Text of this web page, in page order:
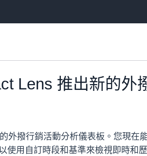
Lens 推出新的外
外撥行銷活動分析儀表板。您現在
使用自訂時段和基準來檢視即時和